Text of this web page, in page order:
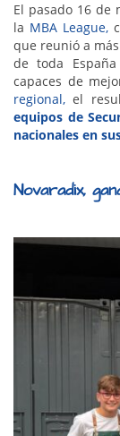
El pasado 16 de
la MBA League,
que reunió a
de toda
capaces de
regional, el
equipos de
nacionales en
Novaradix,